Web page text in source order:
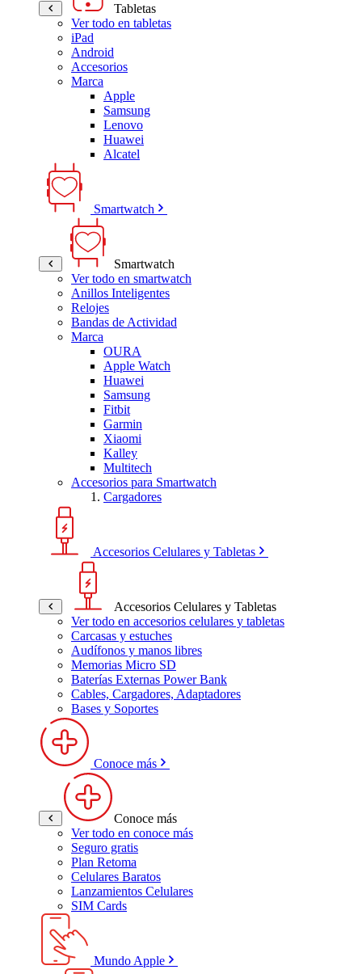
Tabletas
Ver todo en tabletas
iPad
Android
Accesorios
Marca
Apple
Samsung
Lenovo
Huawei
Alcatel
Smartwatch
Smartwatch
Ver todo en smartwatch
Anillos Inteligentes
Relojes
Bandas de Actividad
Marca
OURA
Apple Watch
Huawei
Samsung
Fitbit
Garmin
Xiaomi
Kalley
Multitech
Accesorios para Smartwatch
Cargadores
Accesorios Celulares y Tabletas
Accesorios Celulares y Tabletas
Ver todo en accesorios celulares y tabletas
Carcasas y estuches
Audífonos y manos libres
Memorias Micro SD
Baterías Externas Power Bank
Cables, Cargadores, Adaptadores
Bases y Soportes
Conoce más
Conoce más
Ver todo en conoce más
Seguro gratis
Plan Retoma
Celulares Baratos
Lanzamientos Celulares
SIM Cards
Mundo Apple